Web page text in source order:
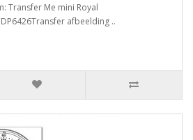
Transfer Me mini Royal
afbeelding ..